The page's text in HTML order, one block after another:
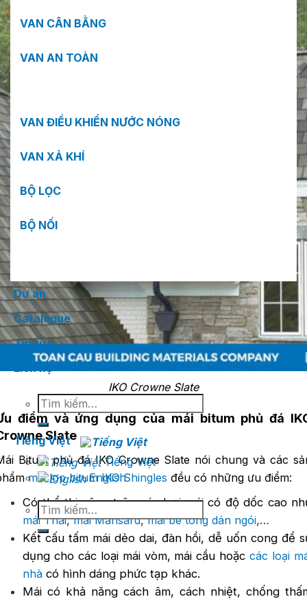
VAN CÂN BẰNG
VAN AN TOÀN
VAN ĐIỀU KHIỂN NƯỚC NÓNG
VAN XẢ KHÍ
BỘ LỌC
BỘ NỐI
Dự án
Catalogue
Tin tức
Liên hệ
Tìm
kiếm:
Tiếng Việt
Tiếng Việt
English
Tìm
kiếm:
IKO Crowne Slate
điểm và ứng dụng của mái bitum phủ đá
Slate
Bitum phủ đá IKO Crowne Slate nói chung và các
mái lợp bitum IKO Shingles đều có những ưu điểm:
Có thể thi công trên các loại mái có độ dốc cao
mái Thái,mái Mansard,mái bê tông dán ngói,…
Kết cấu tấm mái dẻo dai, đàn hồi, dễ uốn cong để
dụng cho các loại mái vòm, mái cầu hoặccác loại
nhà có hình dáng phức tạp khác.
Mái có khả năng cách âm, cách nhiệt, chống